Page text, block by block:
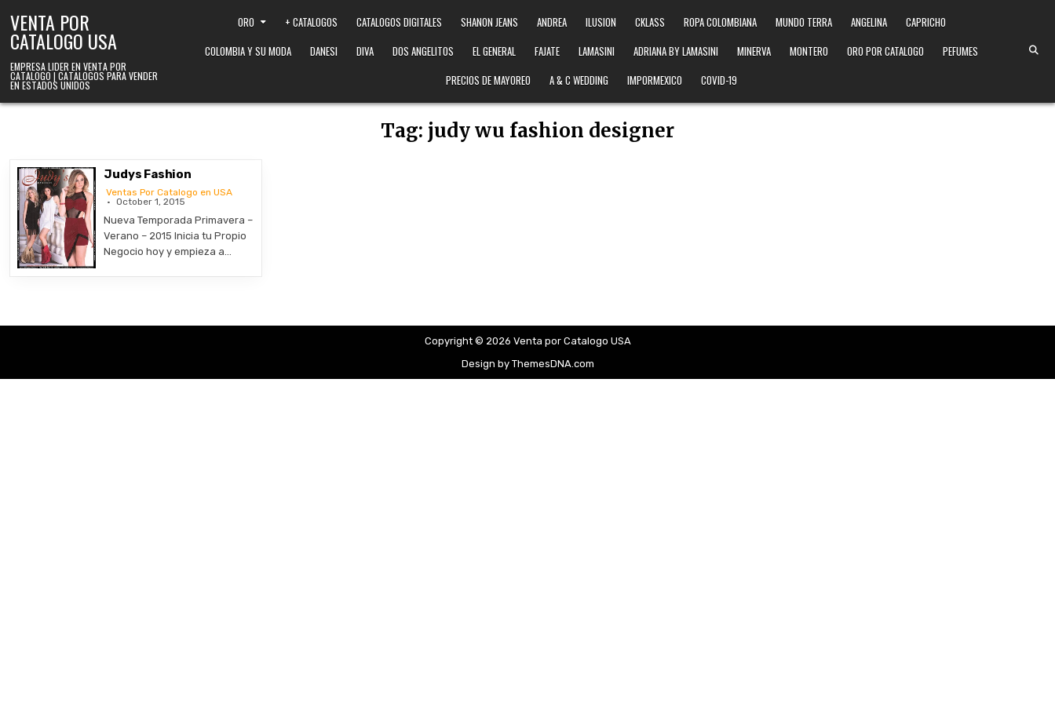
VENTA POR
CATALOGO USA
EMPRESA LIDER EN VENTA POR
CATALOGO | CATALOGOS PARA VENDER
EN ESTADOS UNIDOS
ORO + CATALOGOS CATALOGOS DIGITALES SHANON JEANS ANDREA ILUSION CKLASS ROPA COLOMBIANA MUNDO TERRA ANGELINA
CAPRICHO
COLOMBIA Y SU MODA
DANESI DIVA DOS ANGELITOS EL GENERAL FAJATE LAMASINI ADRIANA BY LAMASINI MINERVA MONTERO ORO POR CATALOGO
PEFUMES
PRECIOS DE MAYOREO
A & C WEDDING IMPORMEXICO COVID-19
Tag: judy wu fashion designer
Judys Fashion
Ventas Por Catalogo en USA
October 1, 2015
Nueva Temporada Primavera –
Verano – 2015 Inicia tu Propio
Negocio hoy y empieza a…
Copyright © 2026 Venta por Catalogo USA
Design by ThemesDNA.com